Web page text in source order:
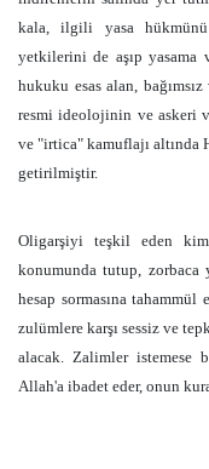
kala, ilgili yasa
yetkilerini de aşıp yasama
hukuku esas alan,
resmi ideolojinin ve askeri
ve "irtica" kamuflajı altında
getirilmiştir.
Oligarşiyi teşkil eden
konumunda tutup, zorbaca
hesap sormasına
zulümlere karşı sessiz ve
alacak. Zalimler istemese
Allah'a ibadet eder, onun